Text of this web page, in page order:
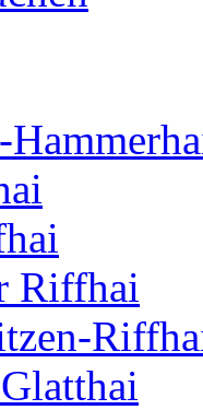
Riffhai